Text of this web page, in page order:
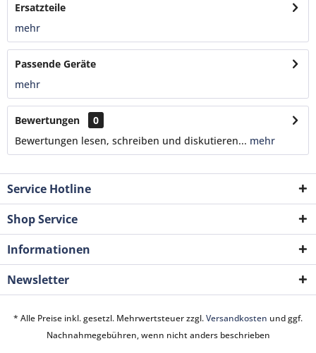
Ersatzteile
mehr
Passende Geräte
mehr
Bewertungen
0
Bewertungen lesen, schreiben und diskutieren... mehr
Service Hotline
Shop Service
Informationen
Newsletter
* Alle Preise inkl. gesetzl. Mehrwertsteuer zzgl.Versandkosten und ggf.
Nachnahmegebühren, wenn nicht anders beschrieben